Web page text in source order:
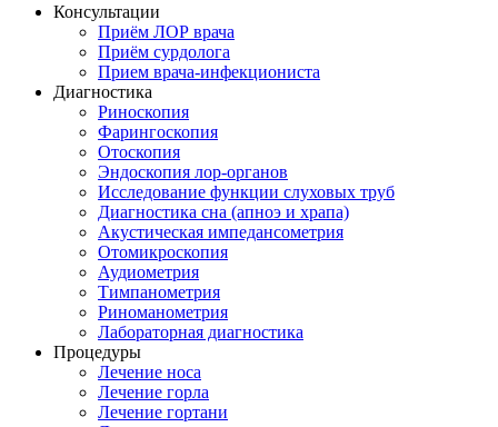
Консультации
Приём ЛОР врача
Приём сурдолога
Прием врача-инфекциониста
Диагностика
Риноскопия
Фарингоскопия
Отоскопия
Эндоскопия лор-органов
Исследование функции слуховых труб
Диагностика сна (апноэ и храпа)
Акустическая импедансометрия
Отомикроскопия
Аудиометрия
Тимпанометрия
Риноманометрия
Лабораторная диагностика
Процедуры
Лечение носа
Лечение горла
Лечение гортани